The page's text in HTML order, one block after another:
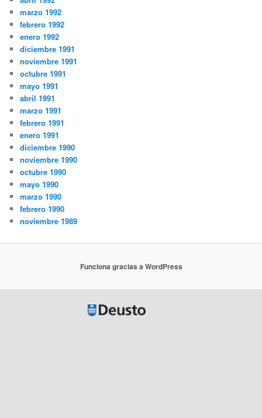
marzo 1992
febrero 1992
enero 1992
diciembre 1991
noviembre 1991
octubre 1991
mayo 1991
abril 1991
marzo 1991
febrero 1991
enero 1991
diciembre 1990
noviembre 1990
octubre 1990
mayo 1990
marzo 1990
febrero 1990
noviembre 1989
Funciona gracias a WordPress